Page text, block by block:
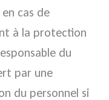
cas de
à la protection
du
par une
du personnel si